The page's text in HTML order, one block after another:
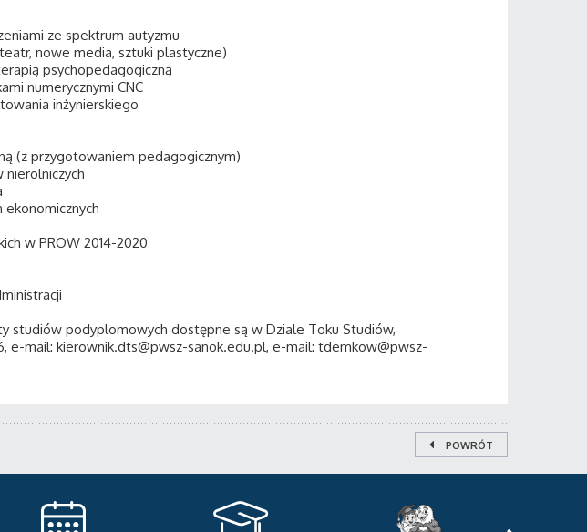
ze spektrum autyzmu
nowe media, sztuki plastyczne)
psychopedagogiczną
numerycznymi CNC
inżynierskiego
(z przygotowaniem pedagogicznym)
ekonomicznych
w PROW 2014-2020
studiów podyplomowych dostępne są w Dziale Toku Studiów,
e-mail: kierownik.dts@pwsz-sanok.edu.pl, e-mail: tdemkow@pwsz-
POWRÓT